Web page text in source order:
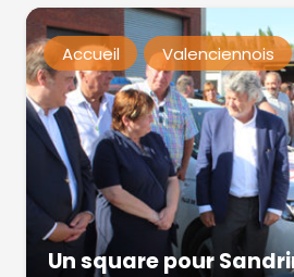
Accueil Valenciennois
Un square pour